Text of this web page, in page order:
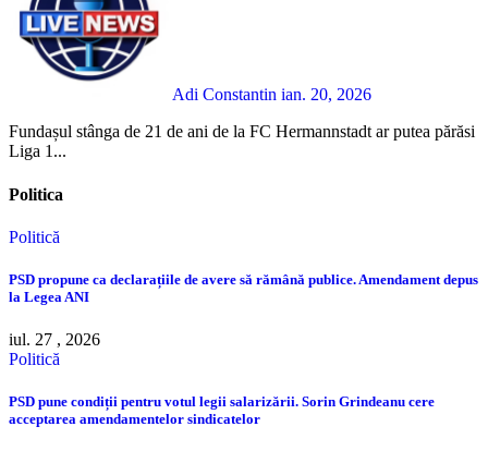
Adi Constantin ian. 20, 2026
Fundașul stânga de 21 de ani de la FC Hermannstadt ar putea părăsi
Liga 1...
Politica
Politică
PSD propune ca declarațiile de avere să rămână publice. Amendament depus
la Legea ANI
iul. 27 , 2026
Politică
PSD pune condiții pentru votul legii salarizării. Sorin Grindeanu cere
acceptarea amendamentelor sindicatelor